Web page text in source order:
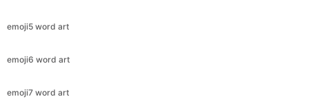
emoji5 word art
emoji6 word art
emoji7 word art